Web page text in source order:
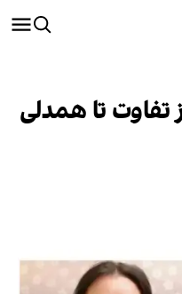
تفاوت‌ تا همدلی